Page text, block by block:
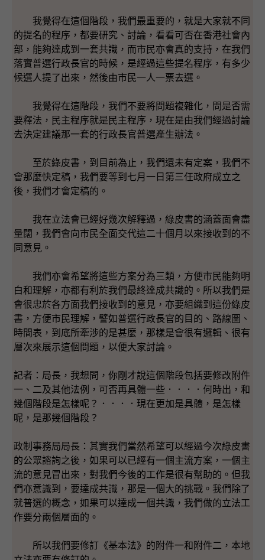
我覺得在這個階段，我們最重要的，就是大家就不同
的提名的程序，都要研究、討論，看看可否在香港社會內
部，能夠達成到一套共識，而市民亦會真的支持，在我們
落實普選行政長官的時候，是經過這些提名程序，有多少
候選人提了出來，然後由市民一人一票去選。
我覺得在這階段，我們不要將問題複雜化，問是否需
要釋法，民主程序就是民主程序，現在是由我們經過討論
去決定建議那一套的行政長官普選產生辦法。
至於綠皮書，到目前為止，我們還未有定案，我們不
會那麼快定稿，我們要等到七月一日第三任政府成立之
後，我們才會定稿的。
我在立法會已經好幾次解釋過，綠皮書的涵蓋面會盡
量闊，我們會向市民全面交代這二十個月以來接收到的不
同意見。
我們亦會希望將這些方案分為三類，方便市民能夠明
白和理解，亦都有利於我們最終達成共識的。所以我們是
會很忠於各方面我們接收到的意見，亦要組織到這份綠皮
書，方便市民理解，譬如普選行政長官的目的、路線圖、
時間表，到底所牽涉的是甚麼，那樣是會很有邏輯、很有
層次來展示這個問題，以便大家討論。
記者：局長，我想問，你剛才說這個階段包括要修改附件
一、二及其他法例，可否再具體一些．．．．何時出，和
幾個階段是怎樣呢？．．．．現在更加是具體，是怎樣
呢，是那幾個階段？
政制事務局局長：其實我們當然希望可以經過今次綠皮書
的公眾諮詢之後，如果可以已經有一個主流方案，一個主
流的意見冒出來，對我們今後的工作是很有幫助的。但我
們亦意識到，要達成共識，那是一個大的挑戰。我們除了
就普選的概念，如果可以達成一個共識，我們做的立法工
作要分兩個層面的。
所以我們要修訂《基本法》的附件一和附件二，本地